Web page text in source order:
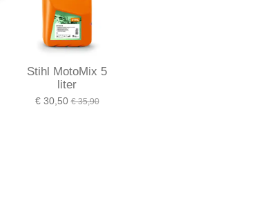
Stihl MotoMix 5
liter
€ 30,50 € 35,90